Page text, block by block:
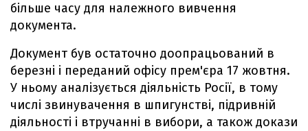
більше часу для належного вивчення
документа.
Документ був остаточно доопрацьований в
березні і переданий офісу прем'єра 17 жовтня.
У ньому аналізується діяльність Росії, в тому
числі звинувачення в шпигунстві, підривній
діяльності і втручанні в вибори, а також докази